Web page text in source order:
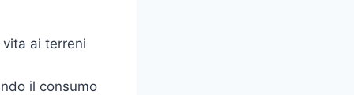
ai terreni
il consumo